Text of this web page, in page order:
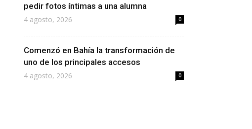
pedir fotos íntimas a una alumna
4 agosto, 2026 0
Comenzó en Bahía la transformación de
uno de los principales accesos
4 agosto, 2026 0